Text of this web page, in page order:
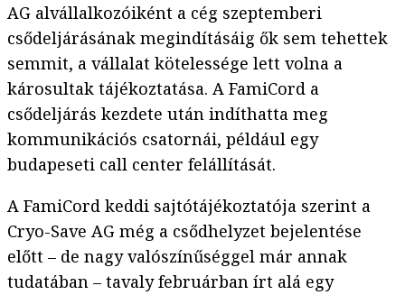
AG alvállalkozóiként a cég szeptemberi
csődeljárásának megindításáig ők sem tehettek
semmit, a vállalat kötelessége lett volna a
károsultak tájékoztatása. A FamiCord a
csődeljárás kezdete után indíthatta meg
kommunikációs csatornái, például egy
budapeseti call center felállítását.
A FamiCord keddi sajtótájékoztatója szerint a
Cryo-Save AG még a csődhelyzet bejelentése
előtt – de nagy valószínűséggel már annak
tudatában – tavaly februárban írt alá egy